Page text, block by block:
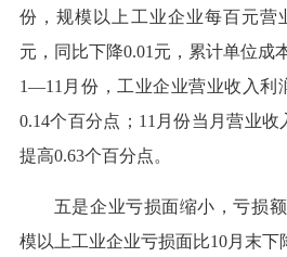
份，规模以上工业企业每百元营
元，同比下降0.01元，累计单位成
1—11月份，工业企业营业收入利
0.14个百分点；11月份当月营业收
提高0.63个百分点。
五是企业亏损面缩小，亏损
模以上工业企业亏损面比10月末下